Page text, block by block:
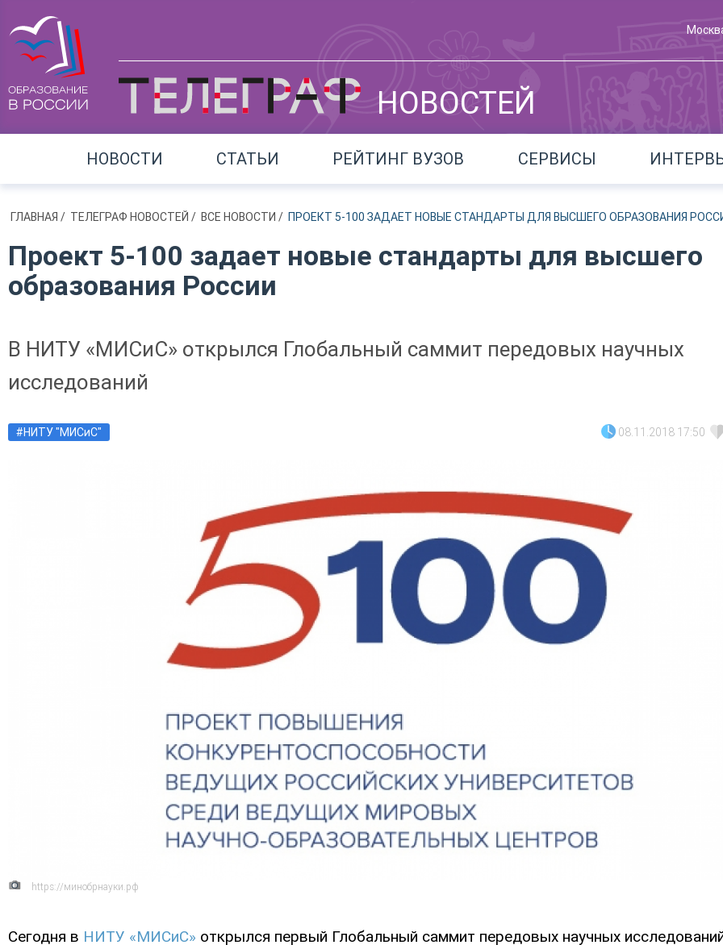
НОВОСТЕЙ
НОВОСТИ СТАТЬИ РЕЙТИНГ ВУЗОВ СЕРВИСЫ
ГЛАВНАЯ / ТЕЛЕГРАФ НОВОСТЕЙ / ВСЕ НОВОСТИ / ПРОЕКТ 5-100 ЗАДАЕТ НОВЫЕ СТАНДАРТЫ ДЛЯ ВЫСШЕГО ОБРАЗОВАНИЯ
Проект 5-100 задает новые стандарты для высшего
образования России
В НИТУ «МИСиС» открылся Глобальный саммит передовых научных
исследований
#НИТУ "МИСиС" 08.11.2018 17:50
https://минобрнауки.рф
Сегодня в НИТУ «МИСиС» открылся первый Глобальный саммит передовых научных